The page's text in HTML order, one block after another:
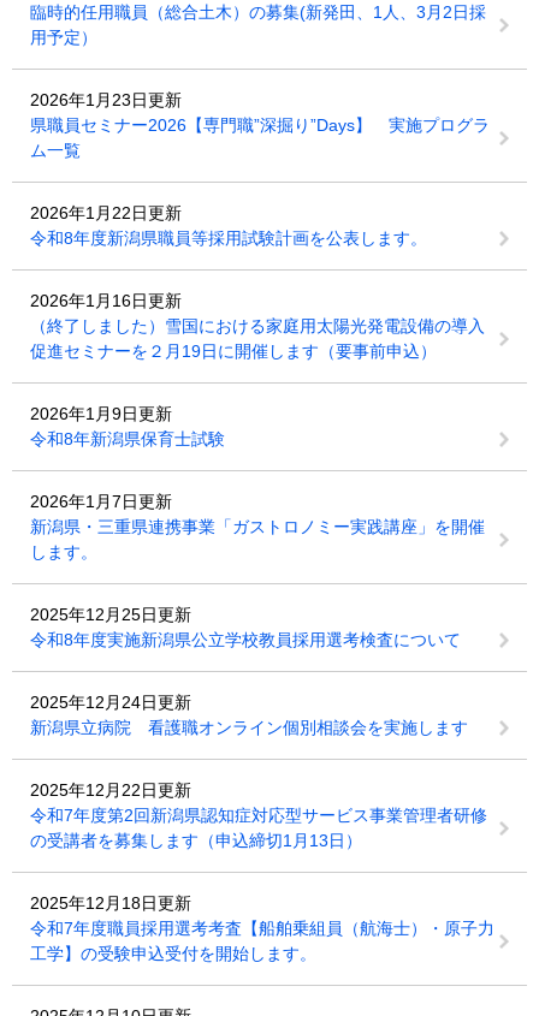
臨時的任用職員（総合土木）の募集(新発田、1人、3月2日採
用予定）
2026年1月23日更新
県職員セミナー2026【専門職”深掘り”Days】 実施プログラ
ム一覧
2026年1月22日更新
令和8年度新潟県職員等採用試験計画を公表します。
2026年1月16日更新
（終了しました）雪国における家庭用太陽光発電設備の導入
促進セミナーを２月19日に開催します（要事前申込）
2026年1月9日更新
令和8年新潟県保育士試験
2026年1月7日更新
新潟県・三重県連携事業「ガストロノミー実践講座」を開催
します。
2025年12月25日更新
令和8年度実施新潟県公立学校教員採用選考検査について
2025年12月24日更新
新潟県立病院 看護職オンライン個別相談会を実施します
2025年12月22日更新
令和7年度第2回新潟県認知症対応型サービス事業管理者研修
の受講者を募集します（申込締切1月13日）
2025年12月18日更新
令和7年度職員採用選考考査【船舶乗組員（航海士）・原子力
工学】の受験申込受付を開始します。